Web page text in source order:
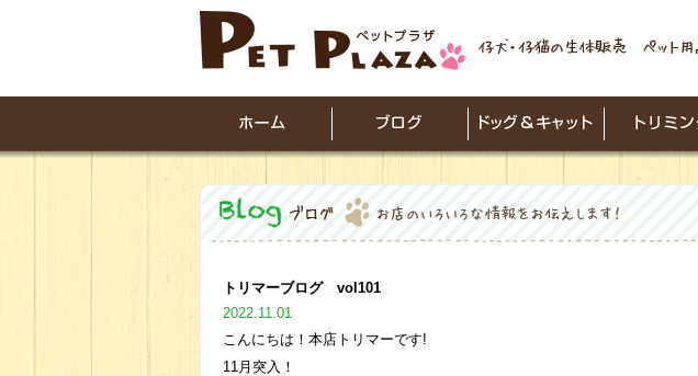
トリマーブログ vol101
2022.11.01
こんにちは！本店トリマーです!
11月突入！